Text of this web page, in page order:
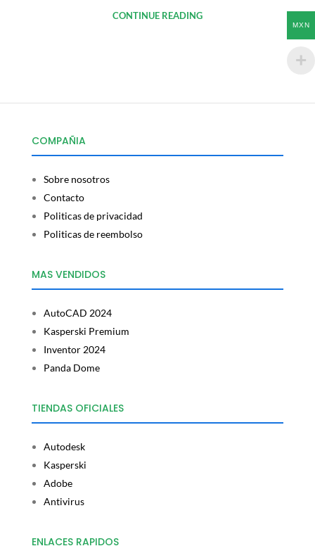
CONTINUE READING
COMPAÑIA
Sobre nosotros
Contacto
Politicas de privacidad
Politicas de reembolso
MAS VENDIDOS
AutoCAD 2024
Kasperski Premium
Inventor 2024
Panda Dome
TIENDAS OFICIALES
Autodesk
Kasperski
Adobe
Antivirus
ENLACES RAPIDOS
MXN